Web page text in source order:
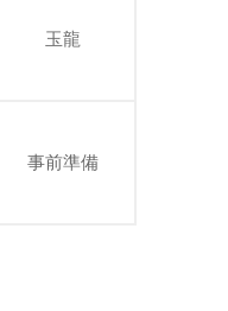
玉龍
事前準備